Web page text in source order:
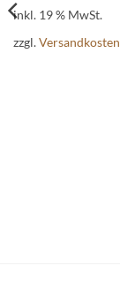
inkl. 19 % MwSt.
zzgl.Versandkosten